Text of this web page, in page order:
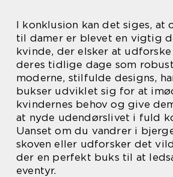
I konklusion kan det siges, at
til damer er blevet en vigtig
kvinde, der elsker at udforske
deres tidlige dage som
moderne, stilfulde designs,
bukser udviklet sig for at
kvindernes behov og give
at nyde udendørslivet i fuld
Uanset om du vandrer i
skoven eller udforsker det
der en perfekt buks til at
eventyr.